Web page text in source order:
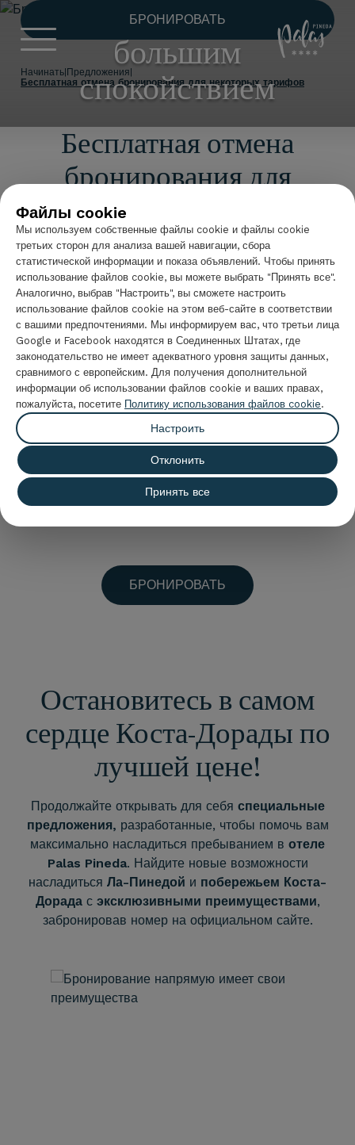
Hotel Palas
Бронируйте с
большим
спокойствием
БРОНИРОВАТЬ
Начинать Предложения
Бесплатная отмена бронирования для некоторых тарифов
Бесплатная отмена
бронирования для
некоторых тарифов
ВОтель Palas Pinedaмы хотим, чтобы вы
планировали свое пребывание с полным
спокойствием. Именно поэтому мы предлагаем
тарифы с бесплатной отменой бронирования,
что позволяет вам бронировать номера с большей
гибкостью в соответствии с вашими потребностями.
Перед подтверждением бронирования всегда
проверяйте конкретные условия проживания в
номере и выбранный тариф, чтобы найти вариант,
наиболее подходящий для вашей поездки.
Преимущество, призванное помочь вам
спланировать свой
отдых в Ла-Пинеде
с большим
комфортом и безопасностью.
БРОНИРОВАТЬ
Остановитесь в самом
сердце Коста-Дорады по
лучшей цене!
Продолжайте открывать для себя специальные
предложения, разработанные, чтобы помочь вам
максимально насладиться пребыванием в отеле
Palas Pineda. Найдите новые возможности
насладиться Ла-Пинедой и побережьем Коста-
Дорадас эксклюзивными преимуществами,
забронировав номер на официальном сайте.
Файлы cookie
Мы используем собственные файлы cookie и файлы cookie
третьих сторон для анализа вашей навигации, сбора
статистической информации и показа объявлений. Чтобы принять
использование файлов cookie, вы можете выбрать "Принять все".
Аналогично, выбрав "Настроить", вы сможете настроить
использование файлов cookie на этом веб-сайте в соответствии
с вашими предпочтениями. Мы информируем вас, что третьи лица
Google и Facebook находятся в Соединенных Штатах, где
законодательство не имеет адекватного уровня защиты данных,
сравнимого с европейским. Для получения дополнительной
информации об использовании файлов cookie и ваших правах,
пожалуйста, посетите Политику использования файлов cookie.
Настроить
Отклонить
Принять все